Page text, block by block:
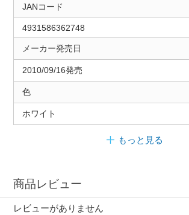
JANコード
4931586362748
メーカー発売日
2010/09/16発売
色
ホワイト
もっと見る
商品レビュー
レビューがありません